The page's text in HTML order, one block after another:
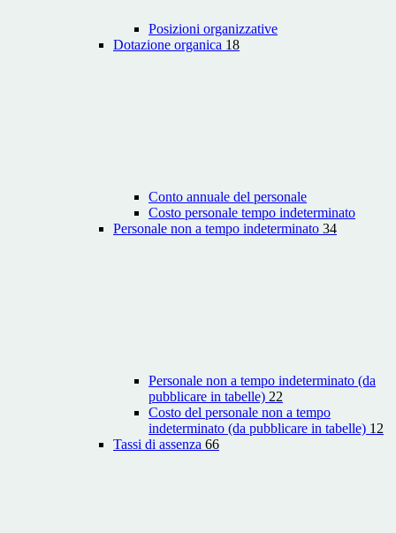
Posizioni organizzative
Dotazione organica 18
Conto annuale del personale
Costo personale tempo indeterminato
Personale non a tempo indeterminato 34
Personale non a tempo indeterminato (da
pubblicare in tabelle) 22
Costo del personale non a tempo
indeterminato (da pubblicare in tabelle) 12
Tassi di assenza 66